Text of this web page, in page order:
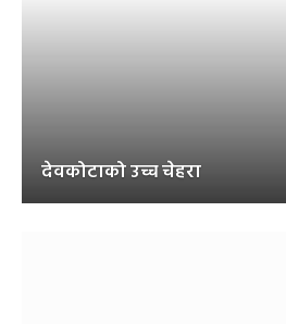
देवकोटाको उच्च चेहरा